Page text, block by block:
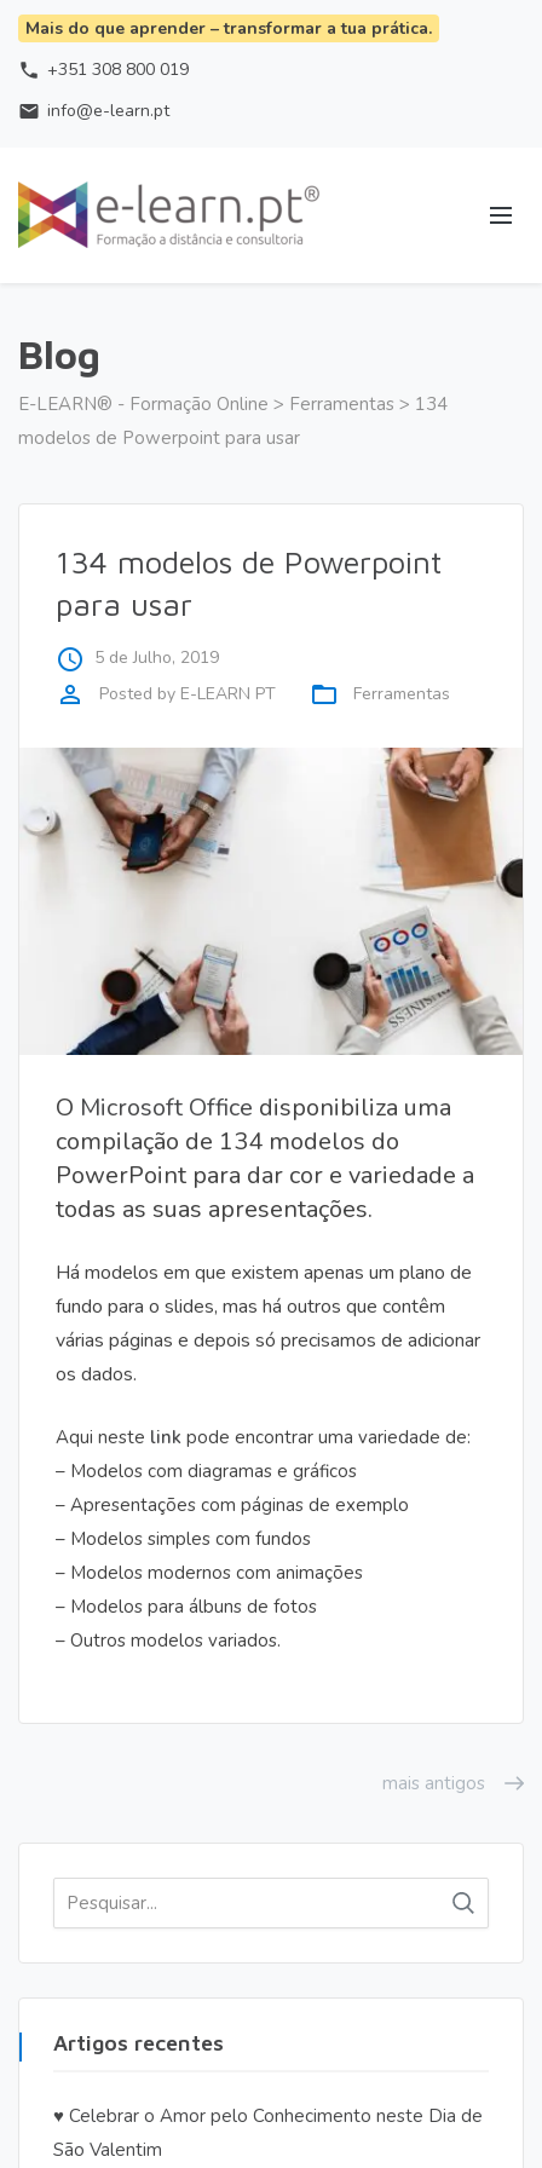
Mais do que aprender – transformar a tua prática.
phone +351 308 800 019
email info@e-learn.pt
Blog
E-LEARN® - Formação Online > Ferramentas > 134
modelos de Powerpoint para usar
134 modelos de Powerpoint
para usar
access_time 5 de Julho, 2019
perm_identity Posted by E-LEARN PT folder_open Ferramentas
O Microsoft Office disponibiliza uma
compilação de 134 modelos do
PowerPoint para dar cor e variedade a
todas as suas apresentações.
Há modelos em que existem apenas um plano de
fundo para o slides, mas há outros que contêm
várias páginas e depois só precisamos de adicionar
os dados.
Aqui neste link pode encontrar uma variedade de:
– Modelos com diagramas e gráficos
– Apresentações com páginas de exemplo
– Modelos simples com fundos
– Modelos modernos com animações
– Modelos para álbuns de fotos
– Outros modelos variados.
mais antigos
Pesquisar
por:
Artigos recentes
♥️ Celebrar o Amor pelo Conhecimento neste Dia de
São Valentim